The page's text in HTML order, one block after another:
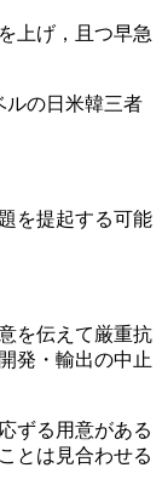
上げ，且つ早急
ルの日米韓三者
を提起する可能
を伝えて厳重抗
発・輸出の中止
ずる用意がある
とは見合わせる